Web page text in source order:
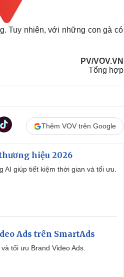
Tuy nhiên, với những con gà có
PV/VOV.VN
Tổng hợp
Thêm VOV trên Google
hiệu 2026
giúp tiết kiệm thời gian và tối ưu.
Ads trên SmartAds
tối ưu Brand Video Ads.